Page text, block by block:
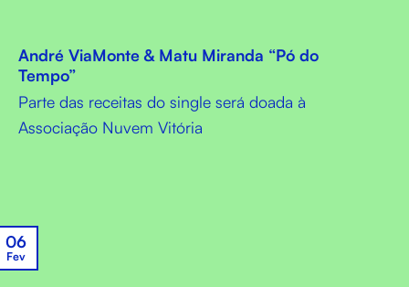
André ViaMonte & Matu Miranda “Pó do
Tempo”
Parte das receitas do single será doada à
Associação Nuvem Vitória
06
Fev